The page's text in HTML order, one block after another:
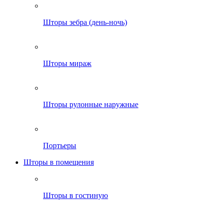
Шторы зебра (день-ночь)
Шторы мираж
Шторы рулонные наружные
Портьеры
Шторы в помещения
Шторы в гостиную